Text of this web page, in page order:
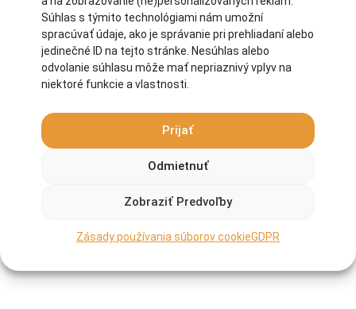
Súhlas s týmito technológiami nám umožní
spracúvať údaje, ako je správanie pri prehliadaní alebo
jedinečné ID na tejto stránke. Nesúhlas alebo
odvolanie súhlasu môže mať nepriaznivý vplyv na
niektoré funkcie a vlastnosti.
Prijať
Odmietnuť
Zobraziť Predvoľby
Zásady používania súborov cookieGDPR
Jednobodové bočnice